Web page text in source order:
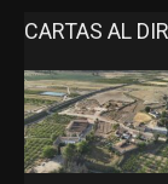
CARTAS AL